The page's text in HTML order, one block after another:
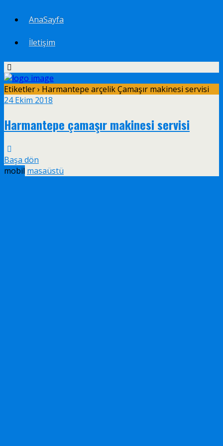
AnaSayfa
İletişim
Etiketler › Harmantepe arçelik Çamaşır makinesi servisi
24 Ekim 2018
Harmantepe çamaşır makinesi servisi
Başa dön
mobil masaüstü